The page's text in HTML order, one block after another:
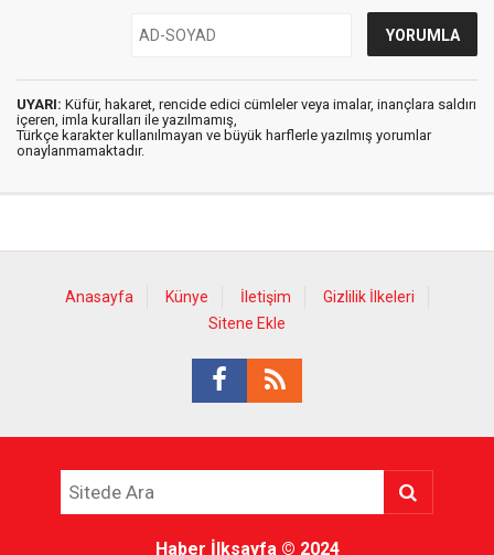
UYARI: Küfür, hakaret, rencide edici cümleler veya imalar, inançlara saldırı
içeren, imla kuralları ile yazılmamış,
Türkçe karakter kullanılmayan ve büyük harflerle yazılmış yorumlar
onaylanmamaktadır.
Anasayfa Künye İletişim
Gizlilik İlkeleri
Sitene Ekle
Haber İlksayfa© 2024